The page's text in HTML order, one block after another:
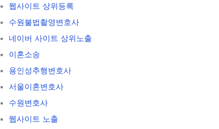
웹사이트 상위등록
수원불법촬영변호사
네이버 사이트 상위노출
이혼소송
용인성추행변호사
서울이혼변호사
수원변호사
웹사이트 노출